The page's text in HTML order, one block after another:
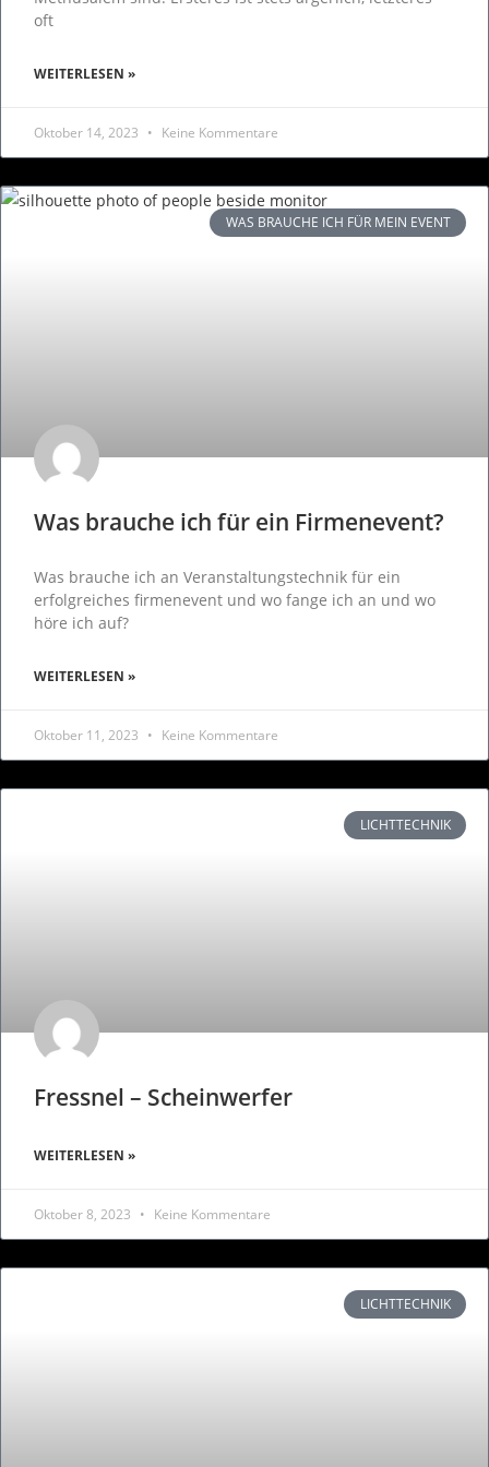
oft
WEITERLESEN »
Oktober 14, 2023 Keine Kommentare
WAS BRAUCHE ICH FÜR MEIN EVENT
Was brauche ich für ein Firmenevent?
Was brauche ich an Veranstaltungstechnik für ein
erfolgreiches firmenevent und wo fange ich an und wo
höre ich auf?
WEITERLESEN »
Oktober 11, 2023 Keine Kommentare
LICHTTECHNIK
Fressnel – Scheinwerfer
WEITERLESEN »
Oktober 8, 2023 Keine Kommentare
LICHTTECHNIK